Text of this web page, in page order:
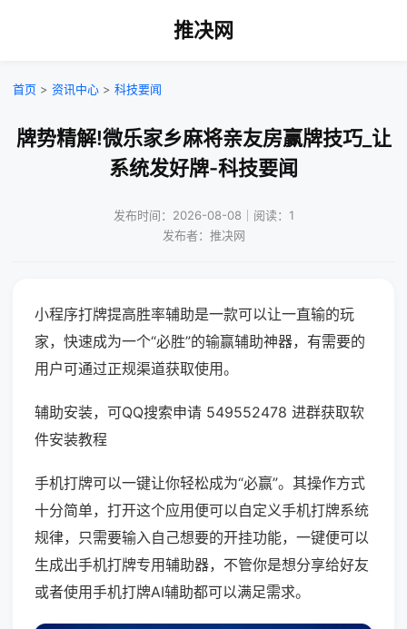
推决网
首页 > 资讯中心 > 科技要闻
牌势精解!微乐家乡麻将亲友房赢牌技巧_让
系统发好牌-科技要闻
发布时间：2026-08-08｜阅读：1
发布者：推决网
小程序打牌提高胜率辅助是一款可以让一直输的玩
家，快速成为一个“必胜”的输赢辅助神器，有需要的
用户可通过正规渠道获取使用。
辅助安装，可QQ搜索申请 549552478 进群获取软
件安装教程
手机打牌可以一键让你轻松成为“必赢”。其操作方式
十分简单，打开这个应用便可以自定义手机打牌系统
规律，只需要输入自己想要的开挂功能，一键便可以
生成出手机打牌专用辅助器，不管你是想分享给好友
或者使用手机打牌AI辅助都可以满足需求。